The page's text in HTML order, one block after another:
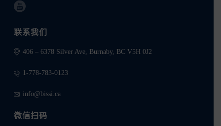
联系我们
406 – 6378 Silver Ave, Burnaby, BC V5H 0J2
1-778-783-0123
info@bissi.ca
微信扫码